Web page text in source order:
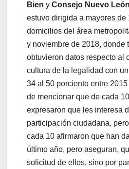
Bien y Consejo Nuevo León
estuvo dirigida a mayores de
domicilios del área
y noviembre de 2018, donde
obtuvieron datos respecto al
cultura de la legalidad con
34 al 50 porciento entre
de mencionar que de cada
expresaron que les interesa
participación ciudadana,
cada 10 afirmaron que han
último año, pero aseguran,
solicitud de ellos, sino por